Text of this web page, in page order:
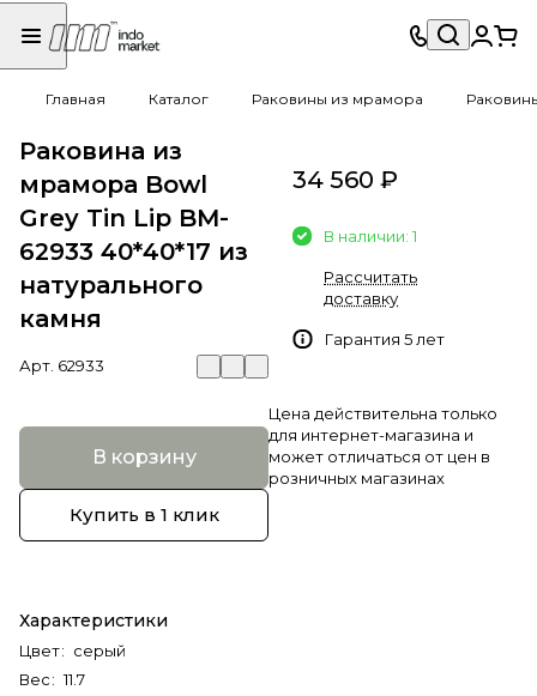
Главная Каталог Раковины из мрамора
Раковина из
мрамора Bowl
Grey Tin Lip BM-
62933 40*40*17 из
натурального
камня
Арт. 62933
В корзину
Купить в 1 клик
Характеристики
Цвет: серый
Вес: 11.7
34 560 ₽
В наличии: 1
Рассчитать
доставку
Гарантия 5 лет
Цена действительна только
для интернет-магазина и
может отличаться от цен в
розничных магазинах